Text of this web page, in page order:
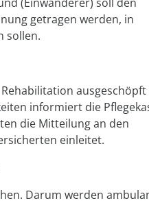
getragen werden, in
sollen.
ausgeschöpft
informiert die
die Mitteilung an den
einleitet.
Darum werden